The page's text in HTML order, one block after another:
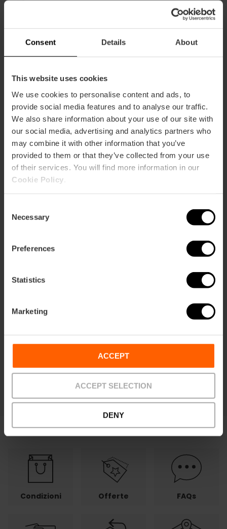
Consent Details About
This website uses cookies
We use cookies to personalise content and ads, to
provide social media features and to analyse our traffic.
We also share information about your use of our site with
our social media, advertising and analytics partners who
may combine it with other information that you’ve
provided to them or that they’ve collected from your use
of their services. You will find more information in our
Cookie Policy
Selection
Necessary
Preferences
Statistics
Marketing
ACCEPT
ACCEPT SELECTION
DENY
Da39,00 €
Vivi la Paella Experience: impara a
cucinare come da tradizione
Da62,00 €
Condizioni Offerte FAQs